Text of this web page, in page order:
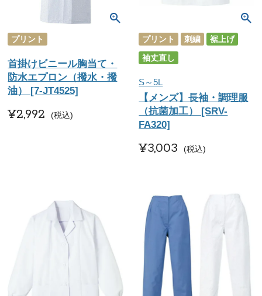
プリント
首掛けビニール胸当て・
防水エプロン（撥水・撥
油） [7-JT4525]
¥2,992 税込
プリント 刺繍
裾上げ
袖丈直し
S～5L
【メンズ】長袖・調理服
（抗菌加工） [SRV-
FA320]
¥3,003 税込